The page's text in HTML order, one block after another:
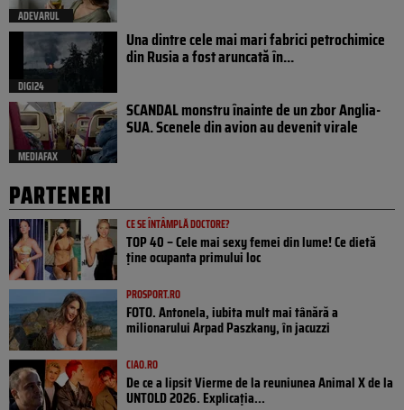
ADEVARUL
DIGI24
Una dintre cele mai mari fabrici petrochimice
din Rusia a fost aruncată în...
MEDIAFAX
SCANDAL monstru înainte de un zbor Anglia-
SUA. Scenele din avion au devenit virale
PARTENERI
CE SE ÎNTÂMPLĂ DOCTORE?
TOP 40 – Cele mai sexy femei din lume! Ce dietă
ține ocupanta primului loc
PROSPORT.RO
FOTO. Antonela, iubita mult mai tânără a
milionarului Arpad Paszkany, în jacuzzi
CIAO.RO
De ce a lipsit Vierme de la reuniunea Animal X de la
UNTOLD 2026. Explicația...